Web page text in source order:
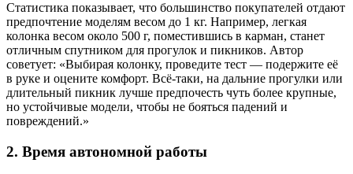
Статистика показывает, что большинство покупателей отдают
предпочтение моделям весом до 1 кг. Например, легкая
колонка весом около 500 г, поместившись в карман, станет
отличным спутником для прогулок и пикников. Автор
советует: «Выбирая колонку, проведите тест — подержите её
в руке и оцените комфорт. Всё-таки, на дальние прогулки или
длительный пикник лучше предпочесть чуть более крупные,
но устойчивые модели, чтобы не бояться падений и
повреждений.»
2. Время автономной работы